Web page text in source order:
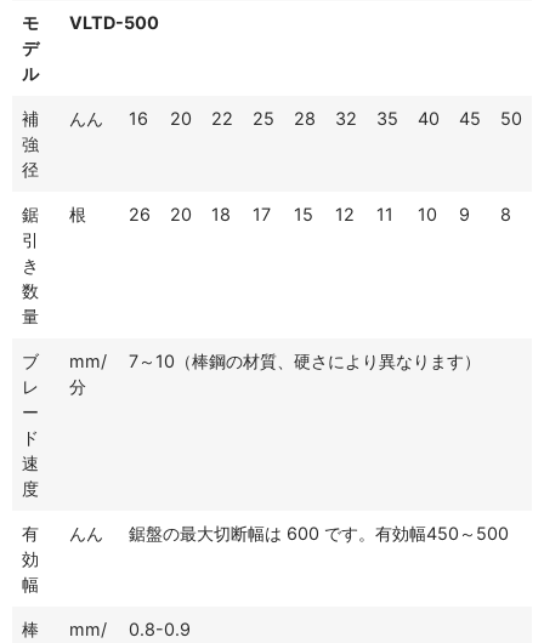
モ
デ
ル
VLTD-500
補
強
径
んん 16 20 22 25 28 32 35 40 45 50
鋸
引
き
数
量
根 26 20 18 17 15 12 11 10 9 8
ブ
レ
ー
ド
速
度
mm/
分
7～10（棒鋼の材質、硬さにより異なります）
有
効
幅
んん 鋸盤の最大切断幅は 600 です。有効幅450～500
棒
mm/
0.8-0.9